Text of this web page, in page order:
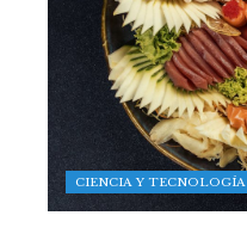
CIENCIA Y TECNOLOGÍA